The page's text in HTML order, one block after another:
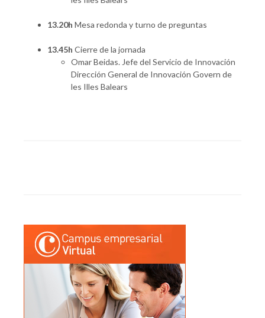
13.20h Mesa redonda y turno de preguntas
13.45h Cierre de la jornada
Omar Beidas. Jefe del Servicio de Innovación
Dirección General de Innovación Govern de
les Illes Balears